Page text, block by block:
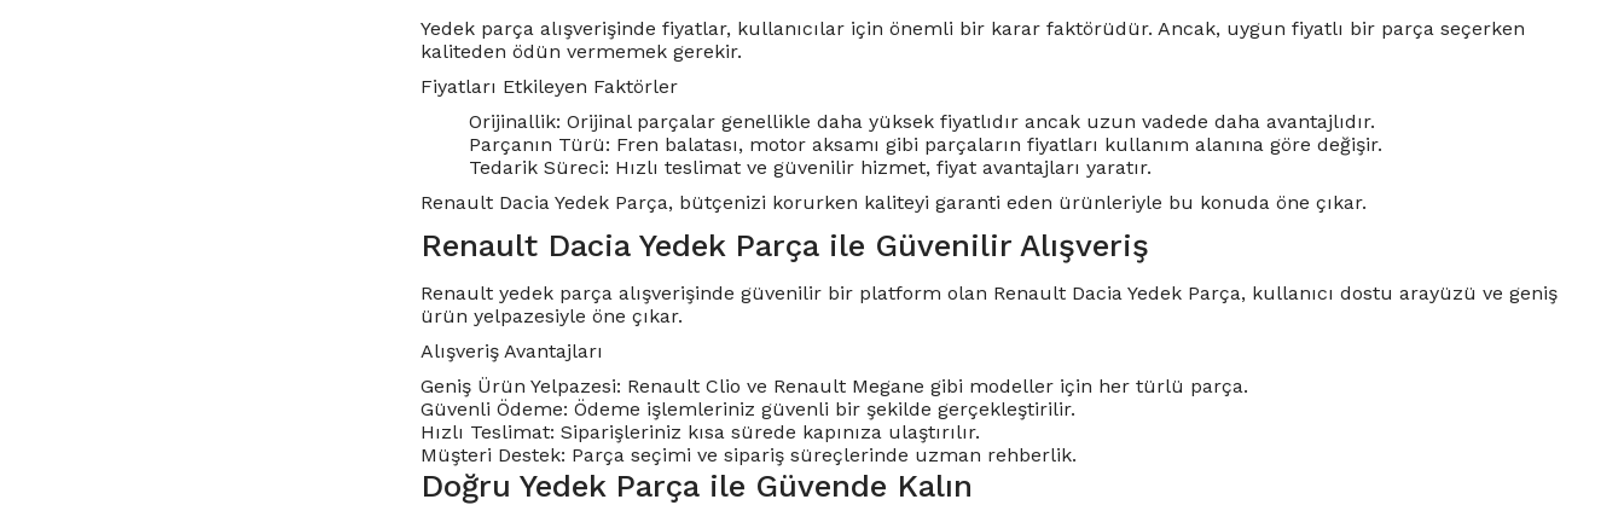
Yedek parça alışverişinde fiyatlar, kullanıcılar için önemli bir karar faktörüdür. Ancak, uygun fiyatlı bir parça seçerken
kaliteden ödün vermemek gerekir.
Fiyatları Etkileyen Faktörler
Orijinallik: Orijinal parçalar genellikle daha yüksek fiyatlıdır ancak uzun vadede daha avantajlıdır.
Parçanın Türü: Fren balatası, motor aksamı gibi parçaların fiyatları kullanım alanına göre değişir.
Tedarik Süreci: Hızlı teslimat ve güvenilir hizmet, fiyat avantajları yaratır.
Renault Dacia Yedek Parça, bütçenizi korurken kaliteyi garanti eden ürünleriyle bu konuda öne çıkar.
Renault Dacia Yedek Parça ile Güvenilir Alışveriş
Renault yedek parça alışverişinde güvenilir bir platform olan Renault Dacia Yedek Parça, kullanıcı dostu arayüzü ve geniş
ürün yelpazesiyle öne çıkar.
Alışveriş Avantajları
Geniş Ürün Yelpazesi: Renault Clio ve Renault Megane gibi modeller için her türlü parça.
Güvenli Ödeme: Ödeme işlemleriniz güvenli bir şekilde gerçekleştirilir.
Hızlı Teslimat: Siparişleriniz kısa sürede kapınıza ulaştırılır.
Müşteri Destek: Parça seçimi ve sipariş süreçlerinde uzman rehberlik.
Doğru Yedek Parça ile Güvende Kalın